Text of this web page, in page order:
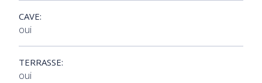
CAVE:
oui
TERRASSE:
oui